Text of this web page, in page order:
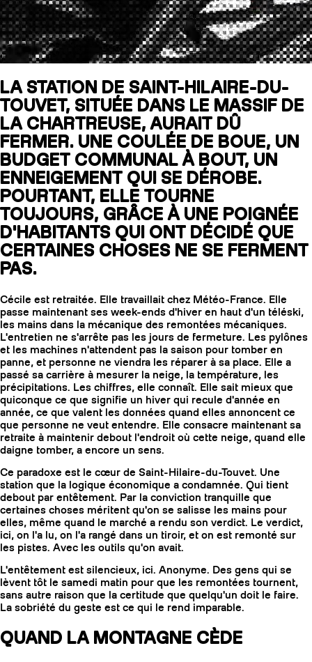
SLAP 104
LITE
SLAP 92
UBAC 102
BÂTONS
COUTEAUX
LA STATION DE SAINT-HILAIRE-DU-
TOUVET, SITUÉE DANS LE MASSIF DE
LA CHARTREUSE, AURAIT DÛ
FERMER. UNE COULÉE DE BOUE, UN
BUDGET COMMUNAL À BOUT, UN
ENNEIGEMENT QUI SE DÉROBE.
POURTANT, ELLE TOURNE
TOUJOURS, GRÂCE À UNE POIGNÉE
D'HABITANTS QUI ONT DÉCIDÉ QUE
CERTAINES CHOSES NE SE FERMENT
PAS.
Cécile est retraitée. Elle travaillait chez Météo-France. Elle
passe maintenant ses week-ends d'hiver en haut d'un téléski,
les mains dans la mécanique des remontées mécaniques.
L'entretien ne s'arrête pas les jours de fermeture. Les pylônes
et les machines n'attendent pas la saison pour tomber en
panne, et personne ne viendra les réparer à sa place. Elle a
passé sa carrière à mesurer la neige, la température, les
précipitations. Les chiffres, elle connaît. Elle sait mieux que
quiconque ce que signifie un hiver qui recule d'année en
année, ce que valent les données quand elles annoncent ce
que personne ne veut entendre. Elle consacre maintenant sa
retraite à maintenir debout l'endroit où cette neige, quand elle
daigne tomber, a encore un sens.
Ce paradoxe est le cœur de Saint-Hilaire-du-Touvet. Une
station que la logique économique a condamnée. Qui tient
debout par entêtement. Par la conviction tranquille que
certaines choses méritent qu'on se salisse les mains pour
elles, même quand le marché a rendu son verdict. Le verdict,
ici, on l'a lu, on l'a rangé dans un tiroir, et on est remonté sur
les pistes. Avec les outils qu'on avait.
L'entêtement est silencieux, ici. Anonyme. Des gens qui se
lèvent tôt le samedi matin pour que les remontées tournent,
sans autre raison que la certitude que quelqu'un doit le faire.
La sobriété du geste est ce qui le rend imparable.
QUAND LA MONTAGNE CÈDE